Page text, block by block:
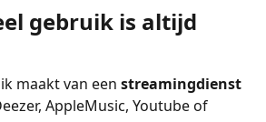
gebruik is altijd
maakt van een streamingdienst
AppleMusic, Youtube of